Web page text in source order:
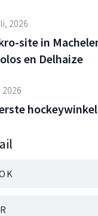
2026
site in
en Delhaize
2026